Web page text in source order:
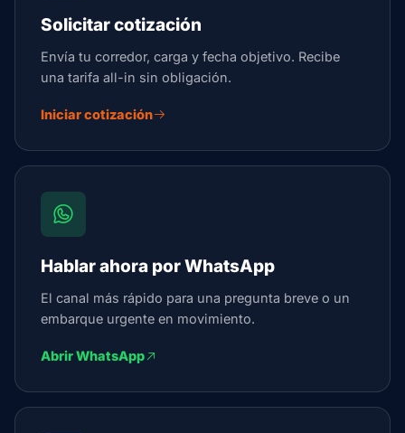
Solicitar cotización
Envía tu corredor, carga y fecha objetivo. Recibe
una tarifa all-in sin obligación.
Iniciar cotización
Hablar ahora por WhatsApp
El canal más rápido para una pregunta breve o un
embarque urgente en movimiento.
Abrir WhatsApp